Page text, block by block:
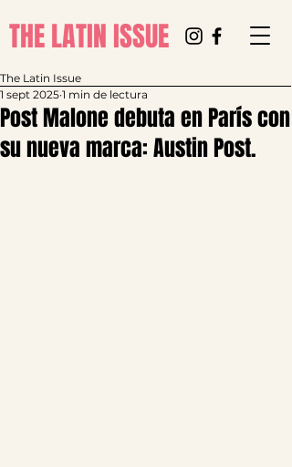
THE LATIN ISSUE
Post Malone debuta en París con
su nueva marca: Austin Post.
The Latin Issue
1 sept 2025 1 min de lectura